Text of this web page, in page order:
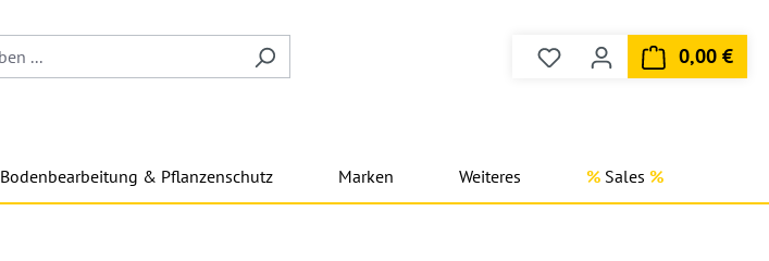
Du hast 0 Produkte auf
0,00 €
Bodenbearbeitung & Pflanzenschutz Marken Weiteres Sales